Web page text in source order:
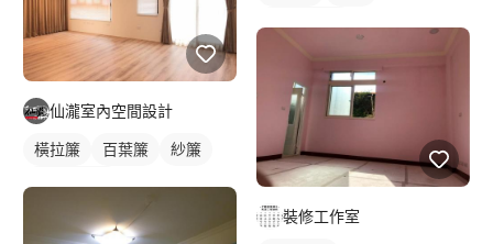
仙瀧室內空間設計
橫拉簾 百葉簾
紗簾
裝修工作室